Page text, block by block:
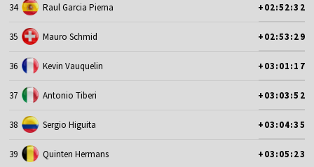
34 Raul Garcia Pierna +02:52:32
35 Mauro Schmid +02:53:29
36 Kevin Vauquelin +03:01:17
37 Antonio Tiberi +03:03:52
38 Sergio Higuita +03:04:35
39 Quinten Hermans +03:05:23